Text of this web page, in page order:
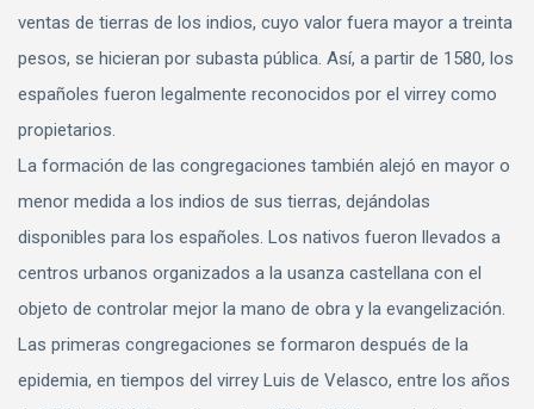
ventas de tierras de los indios, cuyo valor fuera mayor a treinta
pesos, se hicieran por subasta pública. Así, a partir de 1580, los
españoles fueron legalmente reconocidos por el virrey como
propietarios.
La formación de las congregaciones también alejó en mayor o
menor medida a los indios de sus tierras, dejándolas
disponibles para los españoles. Los nativos fueron llevados a
centros urbanos organizados a la usanza castellana con el
objeto de controlar mejor la mano de obra y la evangelización.
Las primeras congregaciones se formaron después de la
epidemia, en tiempos del virrey Luis de Velasco, entre los años